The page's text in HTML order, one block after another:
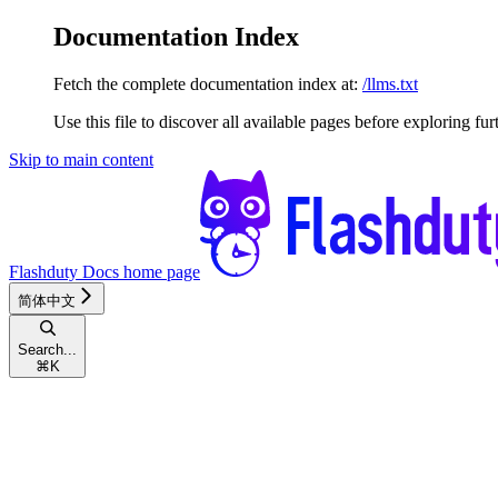
Documentation Index
Fetch the complete documentation index at: /llms.txt
Use this file to discover all available pages before exploring
Skip to main content
Flashduty Docs home page
简体中文
Search...
⌘ K